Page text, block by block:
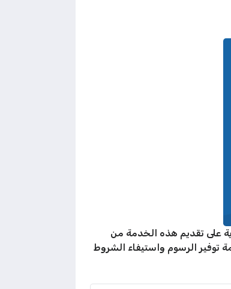
على تقديم هذه الخدمة من
توفير الرسوم واستيفاء الشروط